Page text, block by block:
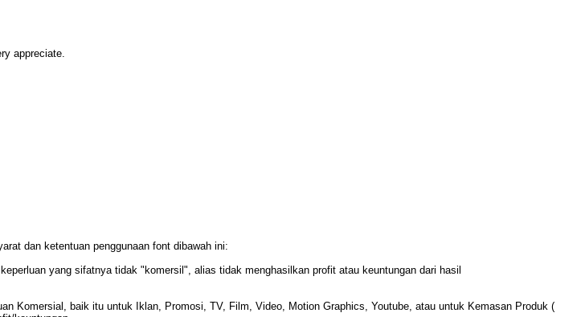
appreciate.
dan ketentuan penggunaan font dibawah ini:
yang sifatnya tidak "komersil", alias tidak menghasilkan profit atau keuntungan dari hasil
Komersial, baik itu untuk Iklan, Promosi, TV, Film, Video, Motion Graphics, Youtube, atau untuk Kemasan Produk (